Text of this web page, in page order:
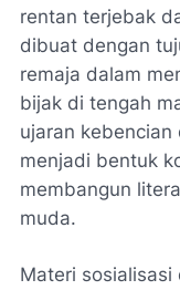
rentan terjebak
dibuat dengan
remaja dalam
bijak di tengah
ujaran kebencian
menjadi bentuk
membangun
muda.
Materi